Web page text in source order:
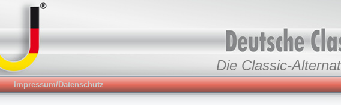
Die Classic-
Impressum/Datenschutz